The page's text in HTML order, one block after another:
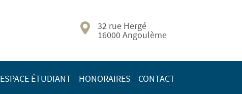
32 rue Hergé
16000 Angoulème
ESPACE ÉTUDIANT HONORAIRES CONTACT